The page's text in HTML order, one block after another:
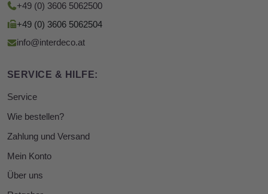
+49 (0) 3606 5062500
+49 (0) 3606 5062504
info@interdeco.at
SERVICE & HILFE:
Service
Wie bestellen?
Zahlung und Versand
Mein Konto
Über uns